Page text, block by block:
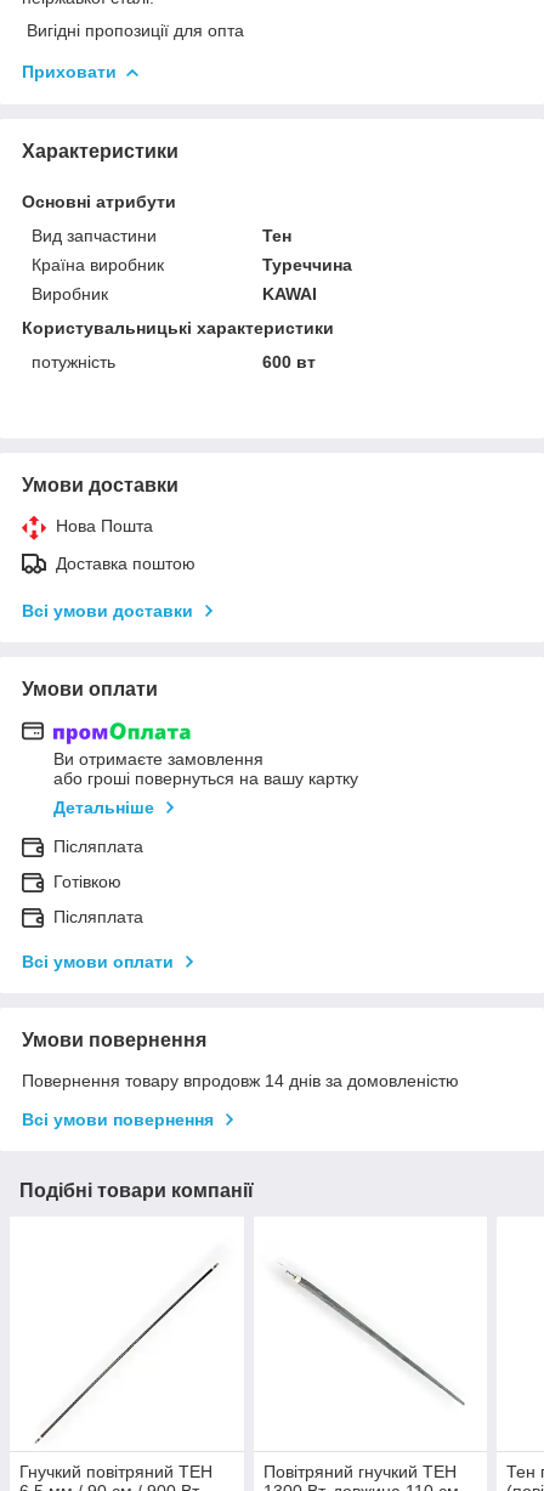
Вигідні пропозиції для опта
Приховати
Характеристики
Основні атрибути
Вид запчастини
Тен
Країна виробник
Туреччина
Виробник
KAWAI
Користувальницькі характеристики
потужність
600 вт
Умови доставки
Нова Пошта
Доставка поштою
Всі умови доставки
Умови оплати
Ви отримаєте замовлення
або гроші повернуться на вашу картку
Детальніше
Післяплата
Готівкою
Післяплата
Всі умови оплати
Умови повернення
Повернення товару впродовж 14 днів за домовленістю
Всі умови повернення
Подібні товари компанії
Гнучкий повітряний ТЕН
Повітряний гнучкий ТЕН
Тен